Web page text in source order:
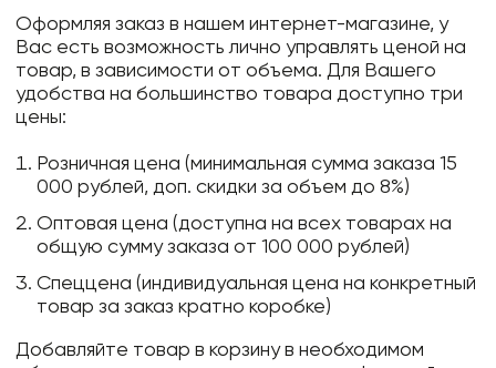
Оформляя заказ в нашем интернет-магазине, у
Вас есть возможность лично управлять ценой на
товар, в зависимости от объема. Для Вашего
удобства на большинство товара доступно три
цены:
Розничная цена (минимальная сумма заказа 15
000 рублей, доп. скидки за объем до 8%)
Оптовая цена (доступна на всех товарах на
общую сумму заказа от 100 000 рублей)
Спеццена (индивидуальная цена на конкретный
товар за заказ кратно коробке)
Добавляйте товар в корзину в необходимом